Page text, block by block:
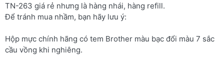
TN-263 giá rẻ nhưng là hàng nhái, hàng refill.
Để tránh mua nhầm, bạn hãy lưu ý:
Hộp mực chính hãng có tem Brother màu bạc đổi màu 7 sắc
cầu vồng khi nghiêng.